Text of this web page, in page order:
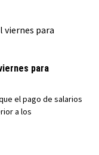
para
el pago de salarios
a los